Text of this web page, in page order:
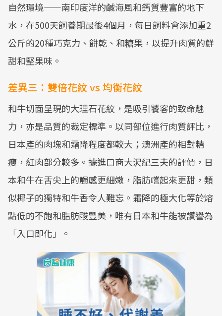
自然環境——南印度洋的鹹海風和鈣質豐富的地下
水，在500天飼養期最後4個月，每日飼料會添加重2
公斤的20種巧克力、餅乾、和糖果，以提升肉質的鮮
甜和堅果味。
差異三：雙倍花紋 vs 均衡花紋
和牛切面呈現的大理石花紋，是吸引饕客的致命魅
力，亦是品質的裁定標準。以同部位進行肉質評比，
日本產的肉塊和霜降程度都較大；澳洲產的相對精
瘦，紅肉部分較多。據進口商大沢紀三夫的評價，日
本和牛在舌尖上的觸感更細嫩，脂肪嚐起來更甜，類
似椰子的獨特和牛香令人難忘。霜降的極大化等於熔
點低的不飽和脂肪酸豐美，唯有日本和牛能被讚譽為
「入口即化」。